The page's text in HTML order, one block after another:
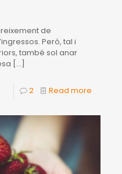
de
Però, tal i
també sol anar
[…]
2 Read more